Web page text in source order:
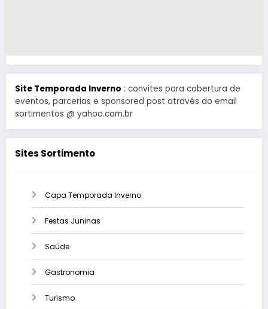
Site Temporada Inverno : convites para cobertura de
eventos, parcerias e sponsored post através do email
sortimentos @ yahoo.com.br
Sites Sortimento
Capa Temporada Inverno
Festas Juninas
Saúde
Gastronomia
Turismo